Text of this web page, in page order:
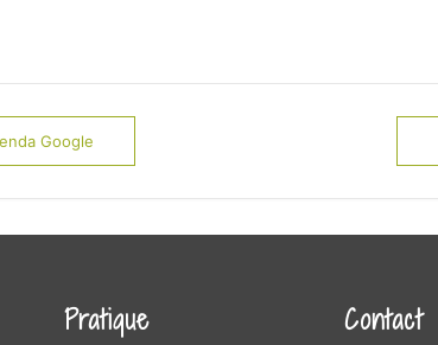
Google
Pratique Contact